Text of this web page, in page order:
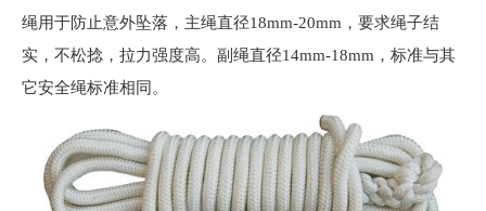
绳用于防止意外坠落，主绳直径18mm-20mm，要求绳子结
实，不松捻，拉力强度高。副绳直径14mm-18mm，标准与其
它安全绳标准相同。